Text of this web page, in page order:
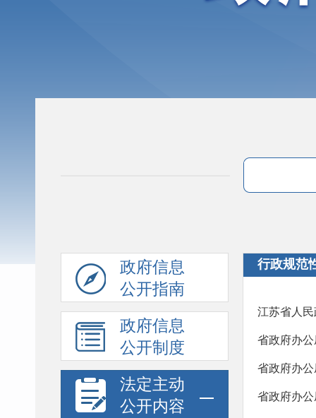
政府信息
公开指南
政府信息
公开制度
法定主动
公开内容
行政规范
省政府办
省政府办
省政府办